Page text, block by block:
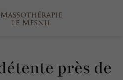
près de